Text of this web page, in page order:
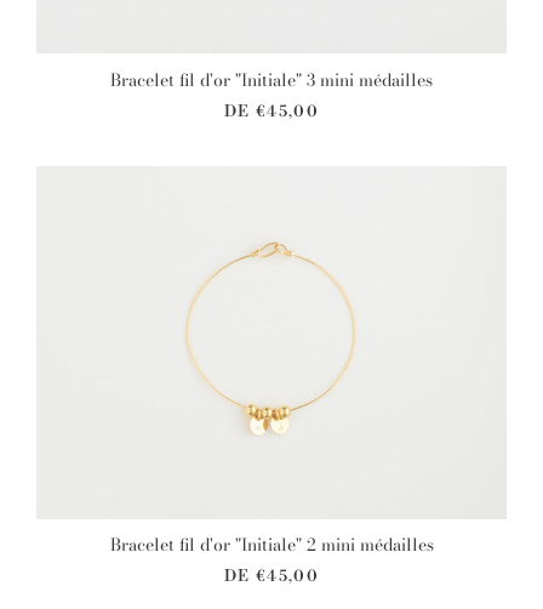
Bracelet fil d'or "Initiale" 3 mini médailles
DE€45,00
Bracelet fil d'or "Initiale" 2 mini médailles
DE€45,00